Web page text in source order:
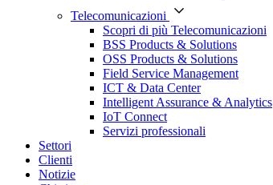
Telecomunicazioni
Scopri di più Telecomunicazioni
BSS Products & Solutions
OSS Products & Solutions
Field Service Management
ICT & Data Center
Intelligent Assurance & Analytics
IoT Connect
Servizi professionali
Settori
Clienti
Notizie